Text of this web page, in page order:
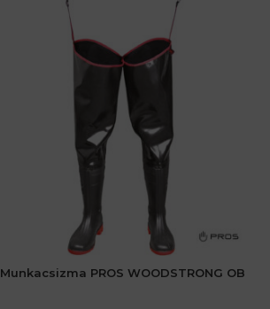
Munkacsizma PROS WOODSTRONG OB